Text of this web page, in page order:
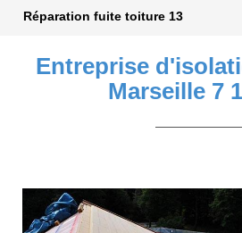
Réparation fuite toiture 13
Entreprise
Marseille 7